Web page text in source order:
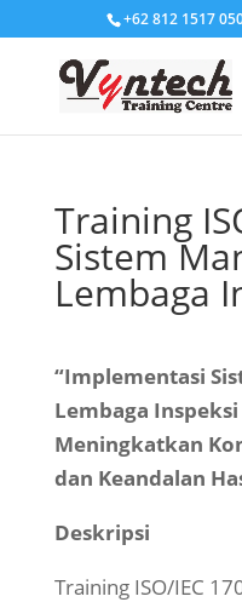
+62 812 1517
Training
Sistem
Lembaga
“Implementasi
Lembaga
Meningkatkan
dan Keandalan
Deskripsi
Training ISO/IEC